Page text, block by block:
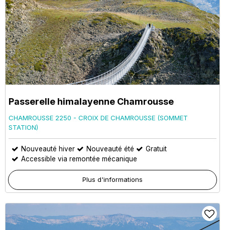
Passerelle himalayenne Chamrousse
CHAMROUSSE 2250 - CROIX DE CHAMROUSSE (SOMMET
STATION)
Nouveauté hiver Nouveauté été
Gratuit
Accessible via remontée mécanique
Plus d'informations